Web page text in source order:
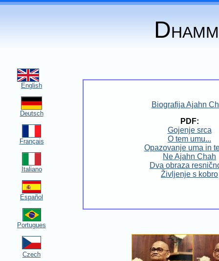
English
Deutsch
Français
Italiano
Español
Portugues
Czech
D
Biografija Ajahn
PDF:
Gojenje srca
O tem umu...
Opazovanje uma in
Ne Ajahn Chah
Dva obraza
Življenje s kobro